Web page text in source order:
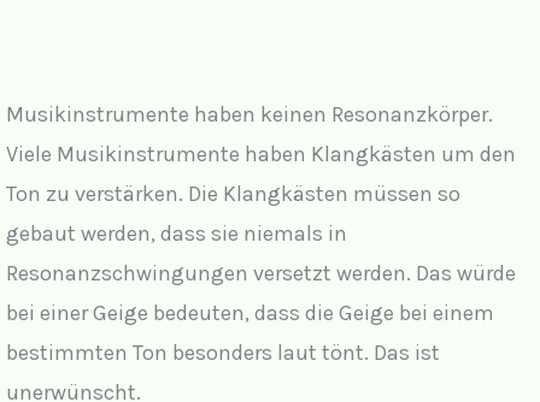
Musikinstrumente haben keinen Resonanzkörper.
Viele Musikinstrumente haben Klangkästen um den
Ton zu verstärken. Die Klangkästen müssen so
gebaut werden, dass sie niemals in
Resonanzschwingungen versetzt werden. Das würde
bei einer Geige bedeuten, dass die Geige bei einem
bestimmten Ton besonders laut tönt. Das ist
unerwünscht.